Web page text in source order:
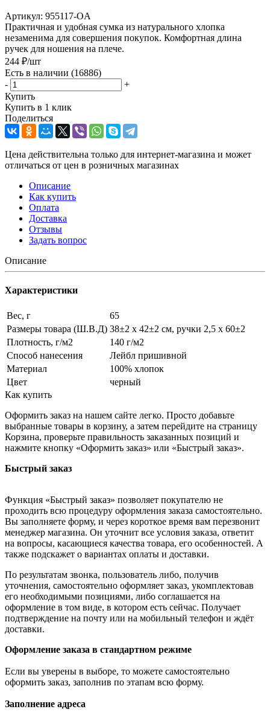
Артикул: 955117-OA
Практичная и удобная сумка из натурального хлопка
незаменима для совершения покупок. Комфортная длина
ручек для ношения на плече.
244 ₽/шт
Есть в наличии (16886)
-
+
Купить
Купить в 1 клик
Поделиться
Цена действительна только для интернет-магазина и может
отличаться от цен в розничных магазинах
Описание
Как купить
Оплата
Доставка
Отзывы
Задать вопрос
Описание
Характеристики
Вес, г
65
Размеры товара (Ш.В.Д) 38±2 х 42±2 см, ручки 2,5 х 60±2
Плотность, г/м2
140 г/м2
Способ нанесения
Лейбл пришивной
Материал
100% хлопок
Цвет
черный
Как купить
Оформить заказ на нашем сайте легко. Просто добавьте
выбранные товары в корзину, а затем перейдите на страницу
Корзина, проверьте правильность заказанных позиций и
нажмите кнопку «Оформить заказ» или «Быстрый заказ».
Быстрый заказ
Функция «Быстрый заказ» позволяет покупателю не
проходить всю процедуру оформления заказа самостоятельно.
Вы заполняете форму, и через короткое время вам перезвонит
менеджер магазина. Он уточнит все условия заказа, ответит
на вопросы, касающиеся качества товара, его особенностей. А
также подскажет о вариантах оплаты и доставки.
По результатам звонка, пользователь либо, получив
уточнения, самостоятельно оформляет заказ, укомплектовав
его необходимыми позициями, либо соглашается на
оформление в том виде, в котором есть сейчас. Получает
подтверждение на почту или на мобильный телефон и ждёт
доставки.
Оформление заказа в стандартном режиме
Если вы уверены в выборе, то можете самостоятельно
оформить заказ, заполнив по этапам всю форму.
Заполнение адреса